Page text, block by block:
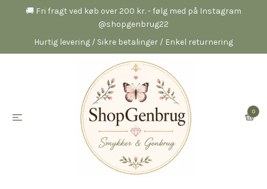
🚚 Fri fragt ved køb over 200 kr. - følg med på Instagram
@shopgenbrug22
Hurtig levering / Sikre betalinger / Enkel returnering
0